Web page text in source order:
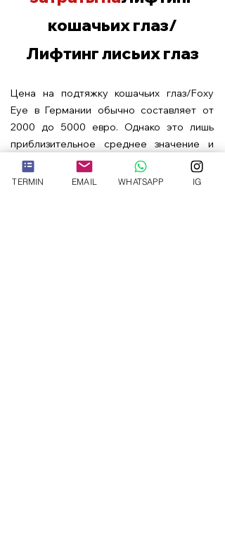
кошачьих глаз/
Лифтинг лисьих глаз
Цена на подтяжку кошачьих глаз/Foxy
Eye в Германии обычно составляет от
2000 до 5000 евро. Однако это лишь
приблизительное среднее значение и
фактическое значение.
Финансовые
затраты могут варьироваться в
TERMIN EMAIL WHATSAPP IG